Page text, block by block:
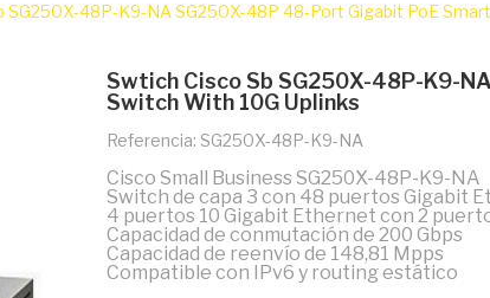
SG250X-48P-K9-NA SG250X-48P 48-Port Gigabit PoE
Swtich Cisco Sb SG250X-48P-K9-
Switch With 10G Uplinks
Referencia: SG250X-48P-K9-NA
Cisco Small Business SG250X-48P-K9-NA
Switch de capa 3 con 48 puertos Gigabit
4 puertos 10 Gigabit Ethernet con 2
Capacidad de conmutación de 200 Gbps
Capacidad de reenvío de 148,81 Mpps
Compatible con IPv6 y routing estático